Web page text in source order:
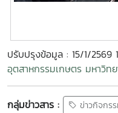
ปรับปรุงข้อมูล : 15/1/2569
อุตสาหกรรมเกษตร มหาวิท
กลุ่มข่าวสาร : ข่าวกิจกร